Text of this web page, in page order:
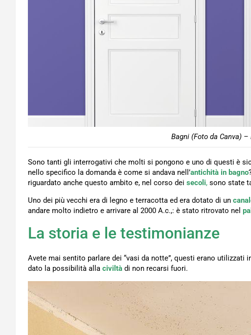
Bagni (Foto da Canva) –
Sono tanti gli interrogativi che molti si pongono e uno di questi è
nello specifico la domanda è come si andava nell’antichità in bagno
riguardato anche questo ambito e, nel corso dei secoli, sono state
Uno dei più vecchi era di legno e terracotta ed era dotato di un
andare molto indietro e arrivare al 2000 A.c.,: è stato ritrovato nel
La storia e le testimonianze
Avete mai sentito parlare dei “vasi da notte”, questi erano utilizzati
dato la possibilità alla civiltà di non recarsi fuori.